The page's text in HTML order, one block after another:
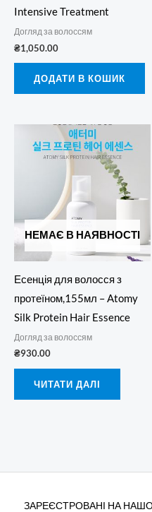
Intensive Treatment
Догляд за волоссям
₴1,050.00
ДОДАТИ В КОШИК
НЕМАЄ В НАЯВНОСТІ
Есенція для волосся з
протеїном,155мл – Atomy
Silk Protein Hair Essence
Догляд за волоссям
₴930.00
ЧИТАТИ ДАЛІ
ЗАРЕЄСТРОВАНІ НА